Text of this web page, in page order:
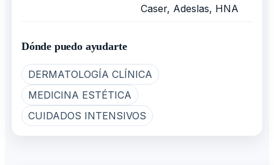
Caser, Adeslas, HNA
Dónde puedo ayudarte
DERMATOLOGÍA CLÍNICA
MEDICINA ESTÉTICA
CUIDADOS INTENSIVOS